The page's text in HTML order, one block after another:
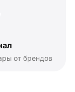
от брендов